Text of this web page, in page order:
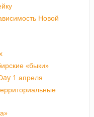
Новой
«быки»
1 апреля